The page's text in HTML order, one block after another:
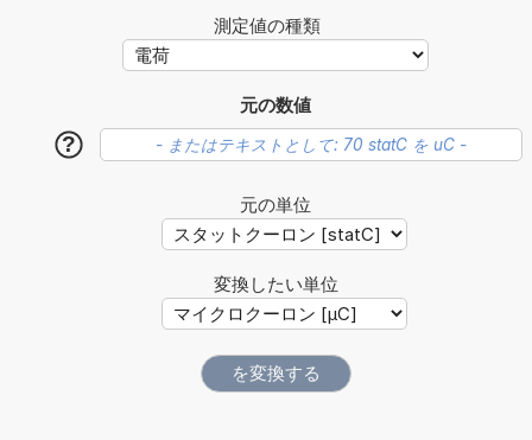
測定値の種類
元の数値
?
元の単位
変換したい単位